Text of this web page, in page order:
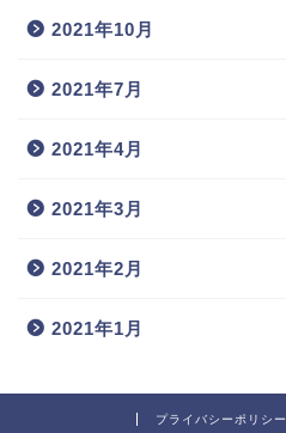
2021年10月
2021年7月
2021年4月
2021年3月
2021年2月
2021年1月
プライバシーポリシー